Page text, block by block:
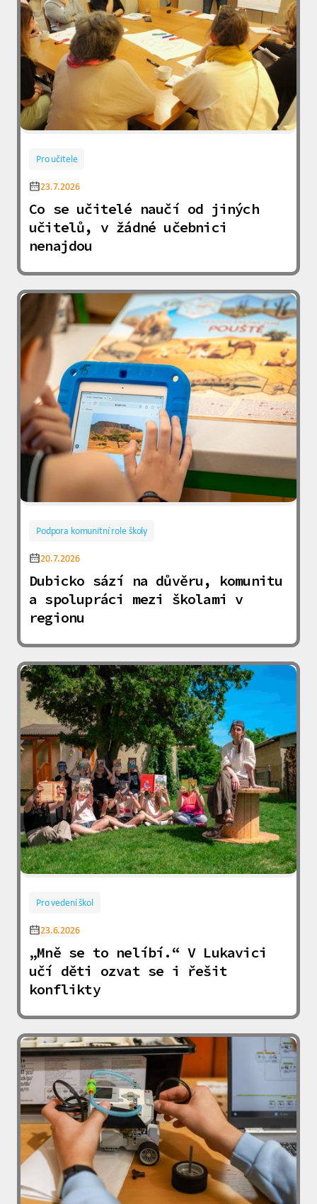
Pro učitele
23.7.2026
Co se učitelé naučí od jiných
učitelů, v žádné učebnici
nenajdou
Podpora komunitní role školy
20.7.2026
Dubicko sází na důvěru, komunitu
a spolupráci mezi školami v
regionu
Pro vedení škol
23.6.2026
„Mně se to nelíbí.“ V Lukavici
učí děti ozvat se i řešit
konflikty